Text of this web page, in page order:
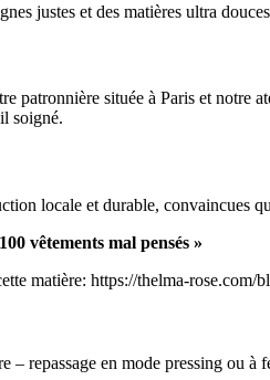
justes et des matières ultra
patronnière située à Paris et notre
soigné.
locale et durable, convaincues
vêtements mal pensés »
matière: https://thelma-
– repassage en mode pressing ou à